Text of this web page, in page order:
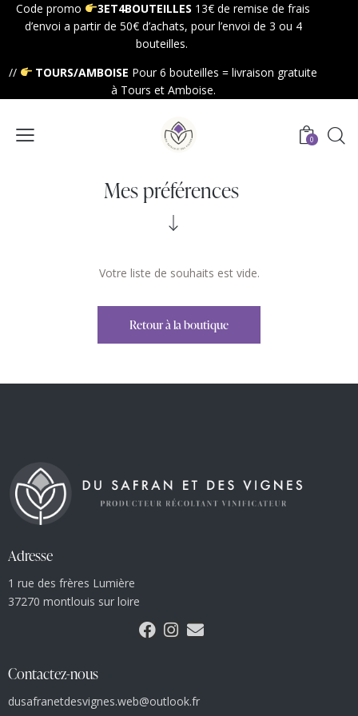
Code promo 3ET4BOUTEILLES 13€ de remise de frais
d’envoi a partir de 50€ d’achats, pour l’envoi de 3 ou 4
bouteilles.
//
TOURS/AMBOISE Pour 6 bouteilles = livraison gratuite
à Tours et Amboise.
0
Mes préférences
Votre liste de souhaits est vide.
Retour à la boutique
Adresse
1 rue des frères Lumière
37270 montlouis sur loire
Contactez-nous
dusafranetdesvignes.web@outlook.fr